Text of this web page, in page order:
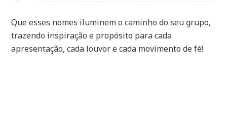
Que esses nomes iluminem o caminho do seu grupo,
trazendo inspiração e propósito para cada
apresentação, cada louvor e cada movimento de fé!